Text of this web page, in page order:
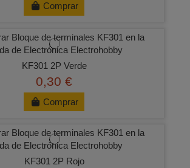
Comprar
KF301 2P Verde
0,30 €
Comprar
KF301 2P Rojo